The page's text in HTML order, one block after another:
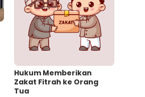
Hukum Memberikan
Zakat Fitrah ke Orang
Tua